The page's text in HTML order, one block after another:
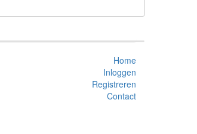
Home
Inloggen
Registreren
Contact